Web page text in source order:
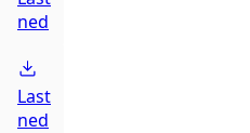
ned
Last
ned